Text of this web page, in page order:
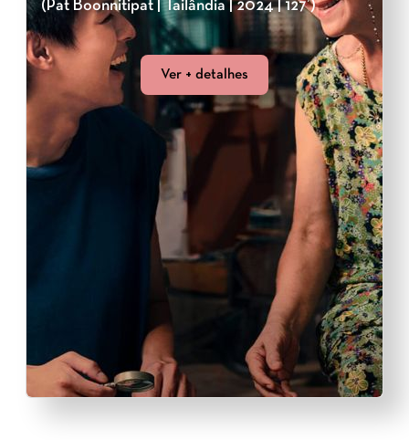
(Pat Boonnitipat | Tailândia | 2024 | 127’)
Ver + detalhes